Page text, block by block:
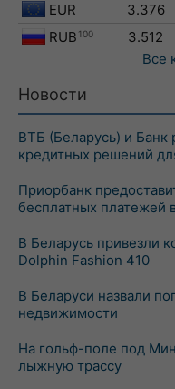
EUR
3.376
RUB 100 3.512
Все
Новости
ВТБ (Беларусь) и Банк
кредитных решений
Приорбанк
бесплатных платежей
В Беларусь привезли
Dolphin Fashion 410
В Беларуси назвали
недвижимости
На гольф-поле под
лыжную трассу